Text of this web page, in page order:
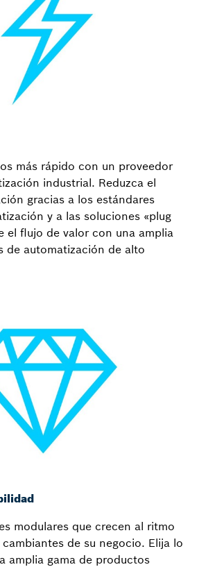
más rápido con un proveedor
industrial. Reduzca el
gracias a los estándares
y a las soluciones «plug
el flujo de valor con una amplia
de automatización de alto
modulares que crecen al ritmo
de su negocio. Elija lo
amplia gama de productos